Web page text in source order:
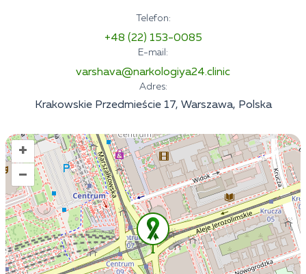
Telefon:
+48 (22) 153-0085
E-mail:
varshava@narkologiya24.clinic
Adres:
Krakowskie Przedmieście 17, Warszawa, Polska
+
–